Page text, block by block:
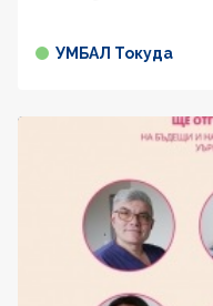
УМБАЛ Токуда